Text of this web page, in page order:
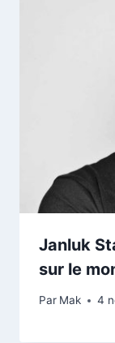
Janluk
sur le
Par Mak 4